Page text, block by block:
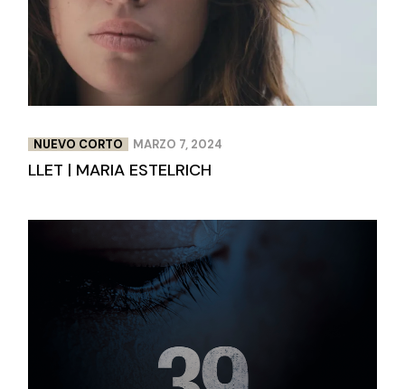
NUEVO CORTO MARZO 7, 2024
LLET | MARIA ESTELRICH